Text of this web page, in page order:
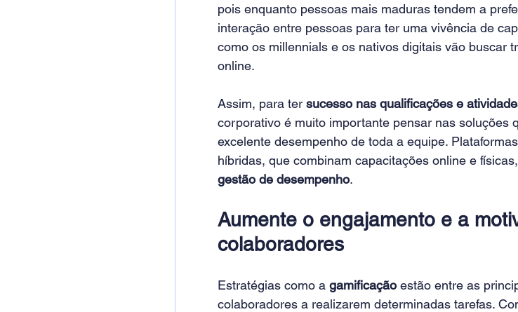
pois enquanto pessoas mais maduras tendem a
interação entre pessoas para ter uma vivência de
como os millennials e os nativos digitais vão buscar
online.
Assim, para ter sucesso nas qualificações e
corporativo é muito importante pensar nas soluções
excelente desempenho de toda a equipe.
híbridas, que combinam capacitações online e
gestão de desempenho.
Aumente o engajamento e a
colaboradores
Estratégias como a gamificação estão entre as
colaboradores a realizarem determinadas tarefas.